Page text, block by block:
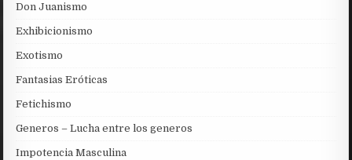
Don Juanismo
Exhibicionismo
Exotismo
Fantasias Eróticas
Fetichismo
Generos – Lucha entre los generos
Impotencia Masculina